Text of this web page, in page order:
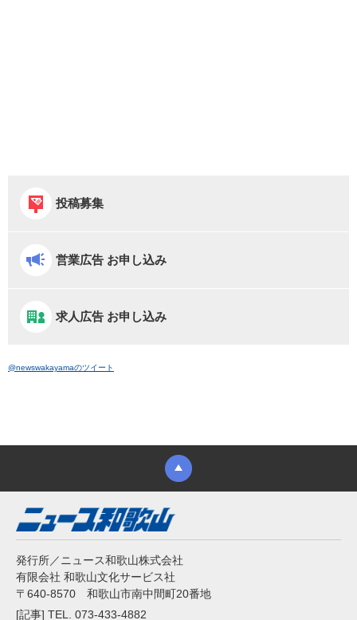
投稿募集
営業広告 お申し込み
求人広告 お申し込み
@newswakayamaのツイート
発行所／ニュース和歌山株式会社
有限会社 和歌山文化サービス社
〒640-8570 和歌山市南中間町20番地
[記事] TEL. 073-433-4882